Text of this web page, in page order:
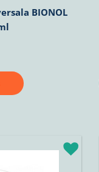
BIONOL